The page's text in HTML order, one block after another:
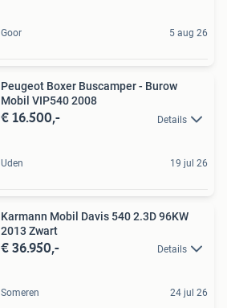
Goor 5 aug 26
Peugeot Boxer Buscamper - Burow
Mobil VIP540 2008
€ 16.500,- Details
Uden 19 jul 26
Karmann Mobil Davis 540 2.3D 96KW
2013 Zwart
€ 36.950,- Details
Someren 24 jul 26